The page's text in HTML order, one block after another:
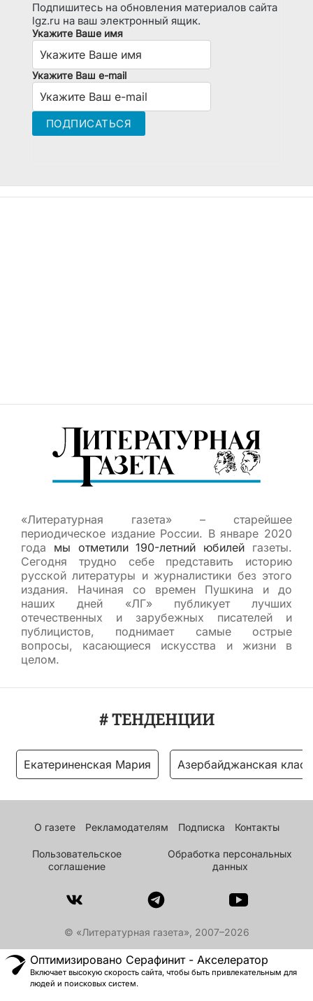
Подпишитесь на обновления материалов сайта
lgz.ru на ваш электронный ящик.
Укажите Ваше имя
Укажите Ваш e-mail
«Литературная газета» – старейшее
периодическое издание России. В январе 2020
года мы отметили 190-летний юбилей газеты.
Сегодня трудно себе представить историю
русской литературы и журналистики без этого
издания. Начиная со времен Пушкина и до
наших дней «ЛГ» публикует лучших
отечественных и зарубежных писателей и
публицистов, поднимает самые острые
вопросы, касающиеся искусства и жизни в
целом.
# ТЕНДЕНЦИИ
Екатериненская Мария Азербайджанская
О газете Рекламодателям Подписка Контакты
Пользовательское
соглашение
Обработка персональных
данных
© «Литературная газета», 2007–2026
Оптимизировано Серафинит - Акселератор
Включает высокую скорость сайта, чтобы быть привлекательным для
людей и поисковых систем.